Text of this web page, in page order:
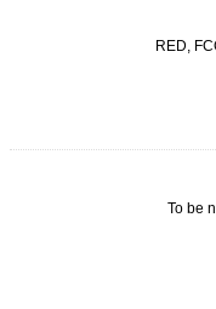
RED,
To be